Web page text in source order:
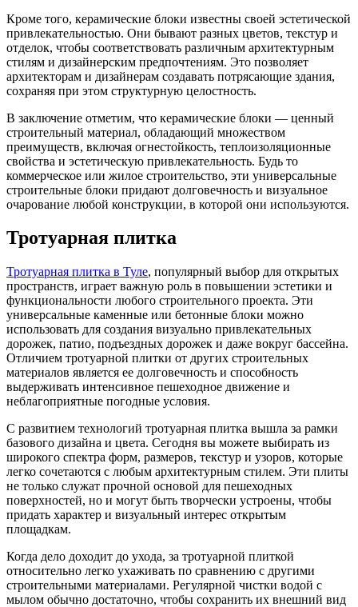
Кроме того, керамические блоки известны своей эстетической
привлекательностью. Они бывают разных цветов, текстур и
отделок, чтобы соответствовать различным архитектурным
стилям и дизайнерским предпочтениям. Это позволяет
архитекторам и дизайнерам создавать потрясающие здания,
сохраняя при этом структурную целостность.
В заключение отметим, что керамические блоки — ценный
строительный материал, обладающий множеством
преимуществ, включая огнестойкость, теплоизоляционные
свойства и эстетическую привлекательность. Будь то
коммерческое или жилое строительство, эти универсальные
строительные блоки придают долговечность и визуальное
очарование любой конструкции, в которой они используются.
Тротуарная плитка
Тротуарная плитка в Туле, популярный выбор для открытых
пространств, играет важную роль в повышении эстетики и
функциональности любого строительного проекта. Эти
универсальные каменные или бетонные блоки можно
использовать для создания визуально привлекательных
дорожек, патио, подъездных дорожек и даже вокруг бассейна.
Отличием тротуарной плитки от других строительных
материалов является ее долговечность и способность
выдерживать интенсивное пешеходное движение и
неблагоприятные погодные условия.
С развитием технологий тротуарная плитка вышла за рамки
базового дизайна и цвета. Сегодня вы можете выбирать из
широкого спектра форм, размеров, текстур и узоров, которые
легко сочетаются с любым архитектурным стилем. Эти плиты
не только служат прочной основой для пешеходных
поверхностей, но и могут быть творчески устроены, чтобы
придать характер и визуальный интерес открытым
площадкам.
Когда дело доходит до ухода, за тротуарной плиткой
относительно легко ухаживать по сравнению с другими
строительными материалами. Регулярной чистки водой с
мылом обычно достаточно, чтобы сохранить их внешний вид